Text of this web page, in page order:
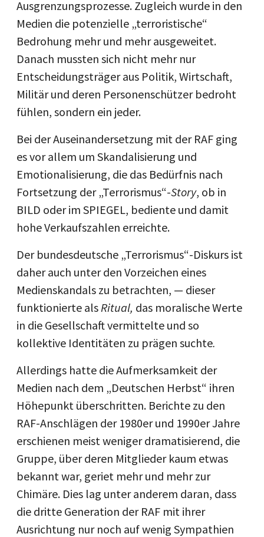
Ausgrenzungsprozesse. Zugleich wurde in den
Medien die potenzielle „terroristische“
Bedrohung mehr und mehr ausgeweitet.
Danach mussten sich nicht mehr nur
Entscheidungsträger aus Politik, Wirtschaft,
Militär und deren Personenschützer bedroht
fühlen, sondern ein jeder.
Bei der Auseinandersetzung mit der RAF ging
es vor allem um Skandalisierung und
Emotionalisierung, die das Bedürfnis nach
Fortsetzung der „Terrorismus“-Story, ob in
BILD oder im SPIEGEL, bediente und damit
hohe Verkaufszahlen erreichte.
Der bundesdeutsche „Terrorismus“-Diskurs ist
daher auch unter den Vorzeichen eines
Medienskandals zu betrachten, — dieser
funktionierte alsRitual, das moralische Werte
in die Gesellschaft vermittelte und so
kollektive Identitäten zu prägen suchte.
Allerdings hatte die Aufmerksamkeit der
Medien nach dem „Deutschen Herbst“ ihren
Höhepunkt überschritten. Berichte zu den
RAF-Anschlägen der 1980er und 1990er Jahre
erschienen meist weniger dramatisierend, die
Gruppe, über deren Mitglieder kaum etwas
bekannt war, geriet mehr und mehr zur
Chimäre. Dies lag unter anderem daran, dass
die dritte Generation der RAF mit ihrer
Ausrichtung nur noch auf wenig Sympathien